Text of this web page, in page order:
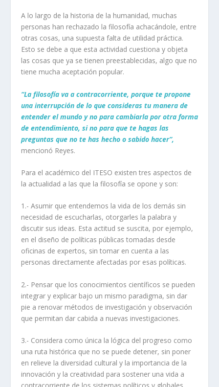
A lo largo de la historia de la humanidad, muchas
personas han rechazado la filosofía achacándole, entre
otras cosas, una supuesta falta de utilidad práctica.
Esto se debe a que esta actividad cuestiona y objeta
las cosas que ya se tienen preestablecidas, algo que no
tiene mucha aceptación popular.
“La filosofía va a contracorriente, porque te propone
una interrupción de lo que consideras tu manera de
entender el mundo y no para cambiarla por otra forma
de entendimiento, si no para que te hagas las
preguntas que no te has hecho o sabido hacer”,
mencionó Reyes.
Para el académico del ITESO existen tres aspectos de
la actualidad a las que la filosofía se opone y son:
1.- Asumir que entendemos la vida de los demás sin
necesidad de escucharlas, otorgarles la palabra y
discutir sus ideas. Esta actitud se suscita, por ejemplo,
en el diseño de políticas públicas tomadas desde
oficinas de expertos, sin tomar en cuenta a las
personas directamente afectadas por esas políticas.
2.- Pensar que los conocimientos científicos se pueden
integrar y explicar bajo un mismo paradigma, sin dar
pie a renovar métodos de investigación y observación
que permitan dar cabida a nuevas investigaciones.
3.- Considera como única la lógica del progreso como
una ruta histórica que no se puede detener, sin poner
en relieve la diversidad cultural y la importancia de la
innovación y la creatividad para sostener una vida a